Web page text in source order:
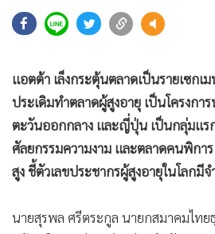
• ผู้จัดกวน
• Green Innovation & SD
• Management & HR
• MGR Live
• Infographic
• การเมือง
• กีฬา
ประเดิมทำตลาดผู้สูงอายุ เป็นโครงการ
ตะวันออกกลาง และญี่ปุ่น เป็นกลุ่มแรก
ศัลยกรรมความงาม และตลาดคนพิการ
สูง ชี้ตัวเลขประชากรผู้สูงอายุในโลก
ตต้า) เปิดเผยว่า เตรียมร่วมมือกับสมา